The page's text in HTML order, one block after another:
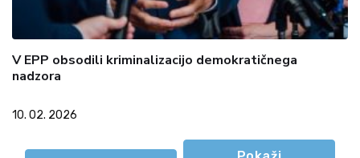
V EPP obsodili kriminalizacijo demokratičnega
nadzora
10. 02. 2026